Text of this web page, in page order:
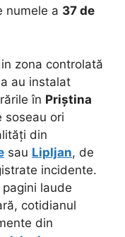
numele a 37 de
zona controlată
au instalat
în Priștina
soseau ori
din
sau Lipljan, de
incidente.
laude
cotidianul
din